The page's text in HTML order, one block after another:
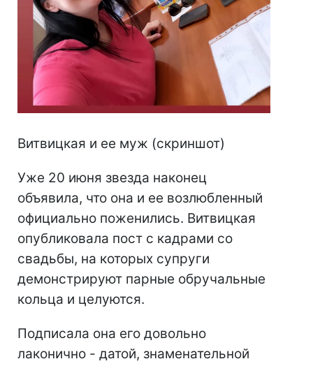
Витвицкая и ее муж (скриншот)
Уже 20 июня звезда наконец
объявила, что она и ее возлюбленный
официально поженились. Витвицкая
опубликовала пост с кадрами со
свадьбы, на которых супруги
демонстрируют парные обручальные
кольца и целуются.
Подписала она его довольно
лаконично - датой, знаменательной